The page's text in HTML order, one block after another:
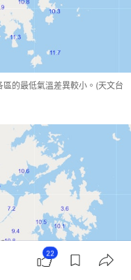
的最低氣溫差異較小。(天文台
22